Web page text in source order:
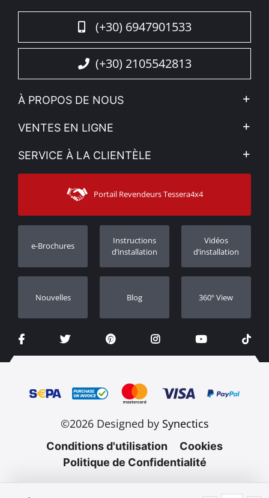
(+30) 6947901533
(+30) 2105542813
À PROPOS DE NOUS
L'entreprise
Voir nos actualités
Sitemap
VENTES EN LIGNE
Mon compte
Moyens d’expédition
SERVICE À LA CLIENTÈLE
Contacter
Assistance aux clients
Suivi des commandes
Concessionnaires
Portail Revendeurs Tessera4x4
e-Brochures
Instructions
d’installation
Vidéos
d’installation
Nouvelles Blog 360º View
©2026 Designed by Synectics
Conditions d'utilisation
Cookies
Politique de Confidentialité